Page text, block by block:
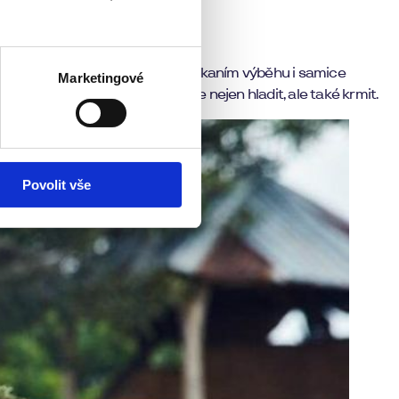
Marketingové
Povolit vše
a když se poštěstí, tak v klokaním výběhu i samice
rejnoků, které můžete nejen hladit, ale také krmit.